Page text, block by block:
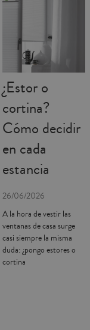
¿Estor o
cortina?
Cómo decidir
en cada
estancia
26/06/2026
A la hora de vestir las
ventanas de casa surge
casi siempre la misma
duda: ¿pongo estores o
cortina